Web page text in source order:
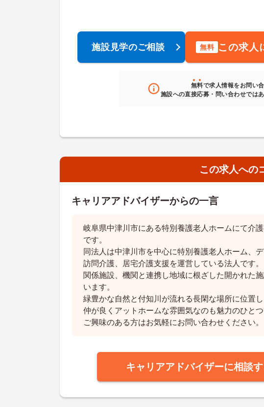
施設見学のご相談 無料 この求人
無料で求人情報をお問い
施設への直接応募・問い合わせでは
この求人への
キャリアアドバイザーからの一言
岐阜県中津川市にある特別養護老人ホームにて介
です。
同法人は中津川市を中心に特別養護老人ホーム、デ
訪問介護、居宅介護支援を運営している法人です。
関係施設、機関と連携し地域に根ざした開かれた
います。
緑豊かな自然と付知川が流れる長閑な場所に位置
仲が良くアットホームな雰囲気なのも魅力のひとつ
ご興味のある方はお気軽にお問い合わせください。
キャリアアドバイザーに相談